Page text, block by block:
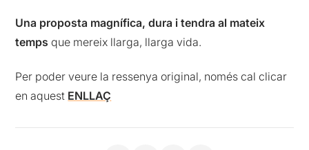
Una proposta magnífica, dura i tendra al mateix
temps que mereix llarga, llarga vida.
Per poder veure la ressenya original, només cal clicar
en aquest ENLLAÇ